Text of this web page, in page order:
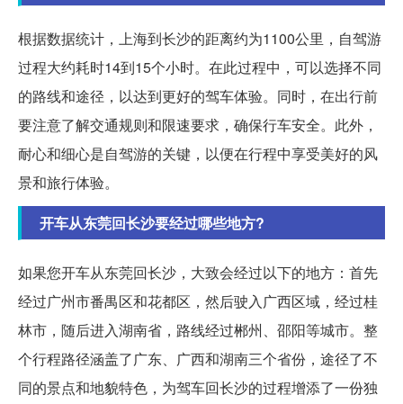
根据数据统计，上海到长沙的距离约为1100公里，自驾游
过程大约耗时14到15个小时。在此过程中，可以选择不同
的路线和途径，以达到更好的驾车体验。同时，在出行前
要注意了解交通规则和限速要求，确保行车安全。此外，
耐心和细心是自驾游的关键，以便在行程中享受美好的风
景和旅行体验。
开车从东莞回长沙要经过哪些地方?
如果您开车从东莞回长沙，大致会经过以下的地方：首先
经过广州市番禺区和花都区，然后驶入广西区域，经过桂
林市，随后进入湖南省，路线经过郴州、邵阳等城市。整
个行程路径涵盖了广东、广西和湖南三个省份，途径了不
同的景点和地貌特色，为驾车回长沙的过程增添了一份独